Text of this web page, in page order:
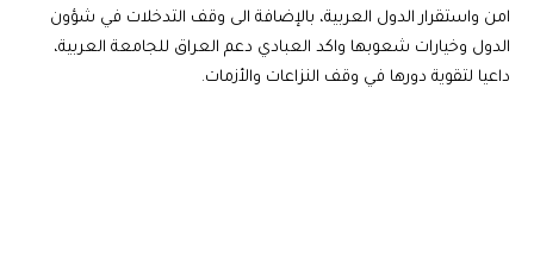
امن واستقرار الدول العربية، بالإضافة الى وقف التدخلات في شؤون
الدول وخيارات شعوبها واكد العبادي دعم العراق للجامعة العربية،
داعيا لتقوية دورها في وقف النزاعات والأزمات.